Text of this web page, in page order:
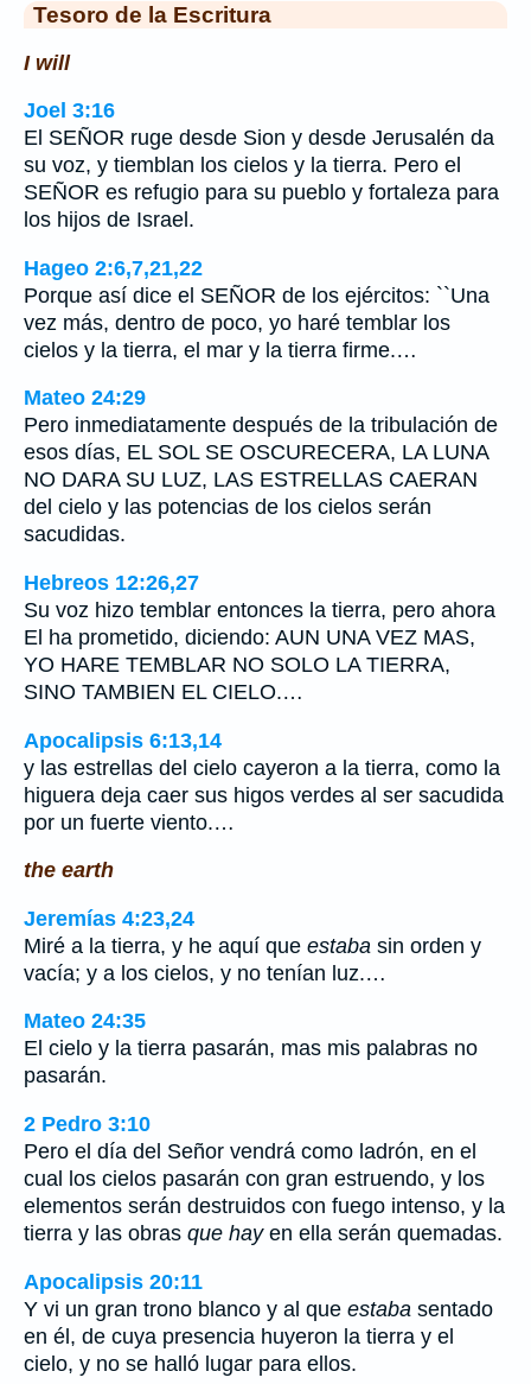
Tesoro de la Escritura
I will
Joel 3:16
El SEÑOR ruge desde Sion y desde Jerusalén da
su voz, y tiemblan los cielos y la tierra. Pero el
SEÑOR es refugio para su pueblo y fortaleza para
los hijos de Israel.
Hageo 2:6,7,21,22
Porque así dice el SEÑOR de los ejércitos: ``Una
vez más, dentro de poco, yo haré temblar los
cielos y la tierra, el mar y la tierra firme.…
Mateo 24:29
Pero inmediatamente después de la tribulación de
esos días, EL SOL SE OSCURECERA, LA LUNA
NO DARA SU LUZ, LAS ESTRELLAS CAERAN
del cielo y las potencias de los cielos serán
sacudidas.
Hebreos 12:26,27
Su voz hizo temblar entonces la tierra, pero ahora
El ha prometido, diciendo: AUN UNA VEZ MAS,
YO HARE TEMBLAR NO SOLO LA TIERRA,
SINO TAMBIEN EL CIELO.…
Apocalipsis 6:13,14
y las estrellas del cielo cayeron a la tierra, como la
higuera deja caer sus higos verdes al ser sacudida
por un fuerte viento.…
the earth
Jeremías 4:23,24
Miré a la tierra, y he aquí que estaba sin orden y
vacía; y a los cielos, y no tenían luz.…
Mateo 24:35
El cielo y la tierra pasarán, mas mis palabras no
pasarán.
2 Pedro 3:10
Pero el día del Señor vendrá como ladrón, en el
cual los cielos pasarán con gran estruendo, y los
elementos serán destruidos con fuego intenso, y la
tierra y las obras que hayen ella serán quemadas.
Apocalipsis 20:11
Y vi un gran trono blanco y al que estaba sentado
en él, de cuya presencia huyeron la tierra y el
cielo, y no se halló lugar para ellos.